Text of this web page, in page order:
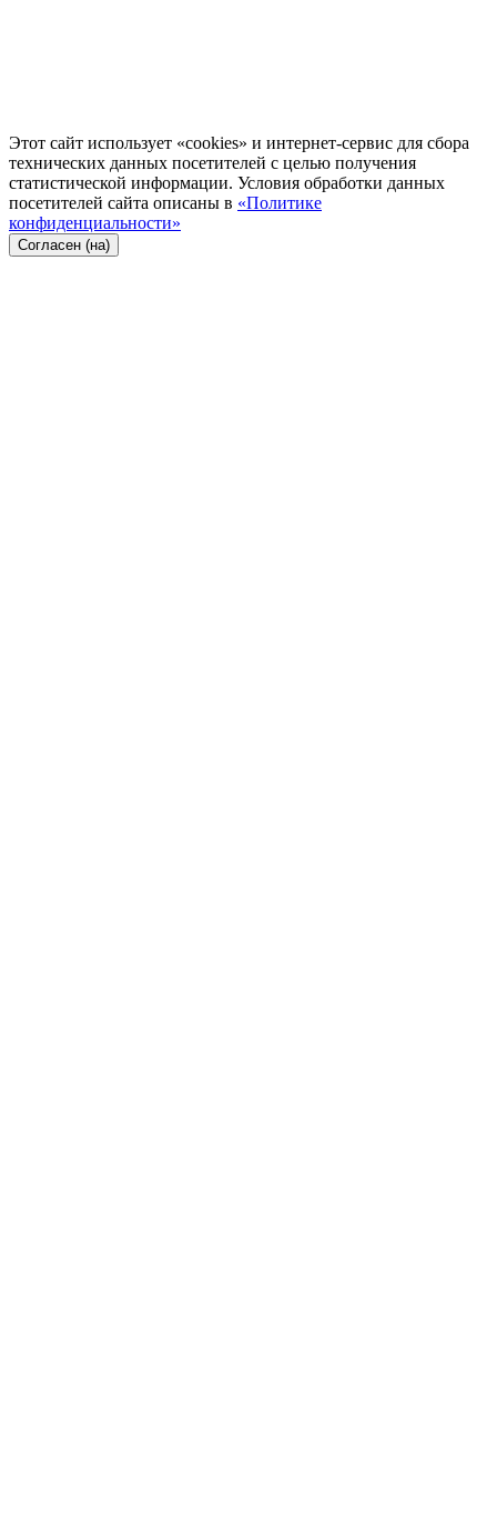
Этот сайт использует «cookies» и интернет-сервис для сбора
технических данных посетителей с целью получения
статистической информации. Условия обработки данных
посетителей сайта описаны в «Политике
конфиденциальности»
Согласен (на)